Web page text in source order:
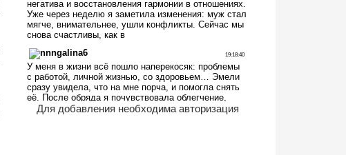
Для добавления необходима авторизация